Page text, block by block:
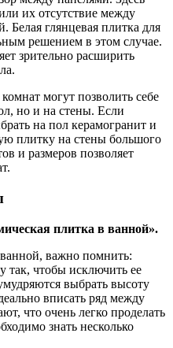
их отсутствие между
Белая глянцевая плитка для
решением в этом случае.
зрительно расширить
могут позволить себе
но и на стены. Если
на пол керамогранит и
плитку на стены большого
и размеров позволяет
плитка в ванной».
важно помнить:
так, чтобы исключить ее
выбрать высоту
вписать ряд между
что очень легко проделать
знать несколько